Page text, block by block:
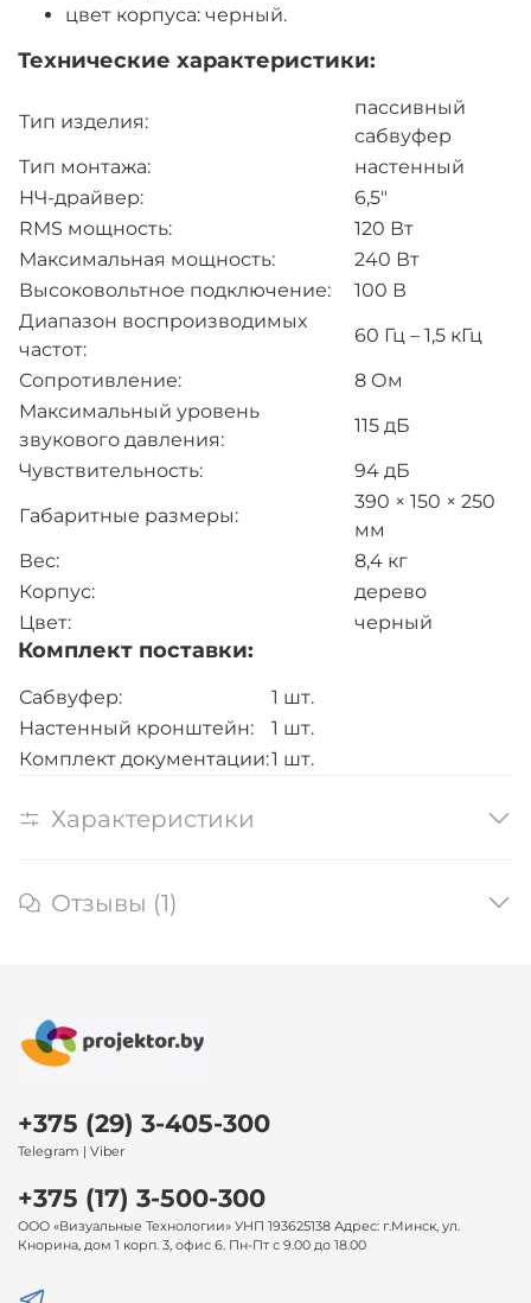
цвет корпуса: черный.
Технические характеристики:
Тип изделия:
пассивный
сабвуфер
Тип монтажа:
настенный
НЧ-драйвер:
6,5″
RMS мощность:
120 Вт
Максимальная мощность:
240 Вт
Высоковольтное подключение:
100 В
Диапазон воспроизводимых
частот:
60 Гц – 1,5 кГц
Сопротивление:
8 Ом
Максимальный уровень
звукового давления:
115 дБ
Чувствительность:
94 дБ
Габаритные размеры:
390 × 150 × 250
мм
Вес:
8,4 кг
Корпус:
дерево
Цвет:
черный
Комплект поставки:
Сабвуфер:
1 шт.
Настенный кронштейн:
1 шт.
Комплект документации:1 шт.
Характеристики
Отзывы (1)
+375 (29) 3-405-300
Telegram | Viber
+375 (17) 3-500-300
ООО «Визуальные Технологии» УНП 193625138 Адрес: г.Минск, ул.
Кнорина, дом 1 корп. 3, офис 6. Пн-Пт с 9.00 до 18.00